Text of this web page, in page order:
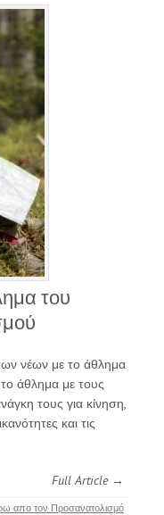
του
νέων με το άθλημα
με τους
τους για κίνηση,
και τις
Full Article →
απο τον Προσανατολισμό